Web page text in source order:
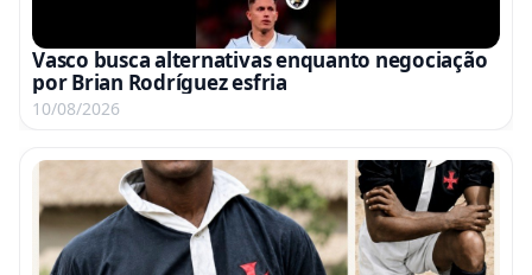
Vasco busca alternativas enquanto negociação
por Brian Rodríguez esfria
10/08/2026